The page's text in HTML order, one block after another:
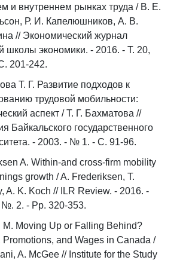
и внутреннем рынках труда / В. Е.
Р. И. Капелюшников, А. В.
// Экономический журнал
школы экономики. - 2016. - Т. 20,
201-242.
Т. Г. Развитие подходов к
трудовой мобильности:
аспект / Т. Г. Бахматова //
Байкальского государственного
- 2003. - № 1. - С. 91-96.
A. Within-and cross-firm mobility
growth / A. Frederiksen, T.
A. K. Koch // ILR Review. - 2016. -
№. 2. - Pp. 320-353.
M. Moving Up or Falling Behind?
Promotions, and Wages in Canada /
A. McGee // Institute for the Study